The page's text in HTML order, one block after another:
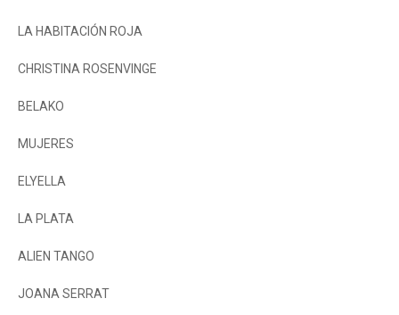
LA HABITACIÓN ROJA
CHRISTINA ROSENVINGE
BELAKO
MUJERES
ELYELLA
LA PLATA
ALIEN TANGO
JOANA SERRAT